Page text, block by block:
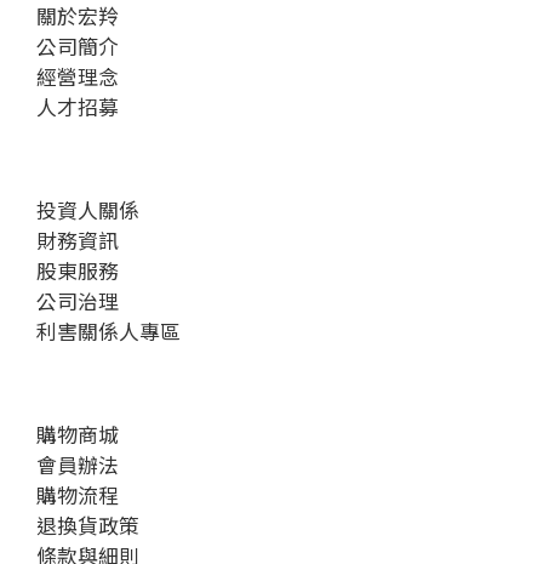
關於宏羚
公司簡介
經營理念
人才招募
投資人關係
財務資訊
股東服務
公司治理
利害關係人專區
購物商城
會員辦法
購物流程
退換貨政策
條款與細則